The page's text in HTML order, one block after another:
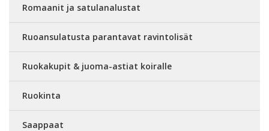
Romaanit ja satulanalustat
Ruoansulatusta parantavat ravintolisät
Ruokakupit & juoma-astiat koiralle
Ruokinta
Saappaat